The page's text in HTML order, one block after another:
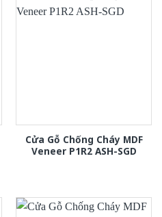
Cửa Gỗ Chống Cháy MDF
Veneer P1R2 ASH-SGD